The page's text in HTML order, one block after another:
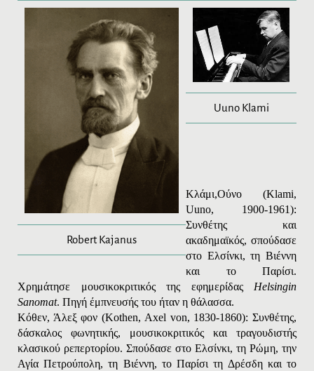
Robert Kajanus
Uuno Klami
Κλάμι,Ούνο (Klami,
Uuno, 1900-1961):
Συνθέτης και
ακαδημαϊκός, σπούδασε
στο Ελσίνκι, τη Βιέννη
και το Παρίσι.
Χρημάτησε μουσικοκριτικός της εφημερίδας Helsingin
Sanomat. Πηγή έμπνευσής του ήταν η θάλασσα.
Κόθεν, Άλεξ φον (Κοthen, Axel von, 1830-1860): Συνθέτης,
δάσκαλος φωνητικής, μουσικοκριτικός και τραγουδιστής
κλασικού ρεπερτορίου. Σπούδασε στο Ελσίνκι, τη Ρώμη, την
Αγία Πετρούπολη, τη Βιέννη, το Παρίσι τη Δρέσδη και το